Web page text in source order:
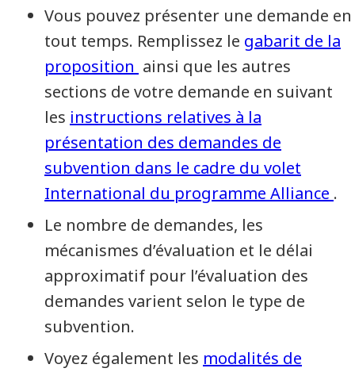
Vous pouvez présenter une demande en
tout temps. Remplissez le gabarit de la
proposition ainsi que les autres
sections de votre demande en suivant
les instructions relatives à la
présentation des demandes de
subvention dans le cadre du volet
International du programme Alliance .
Le nombre de demandes, les
mécanismes d’évaluation et le délai
approximatif pour l’évaluation des
demandes varient selon le type de
subvention.
Voyez également les modalités de